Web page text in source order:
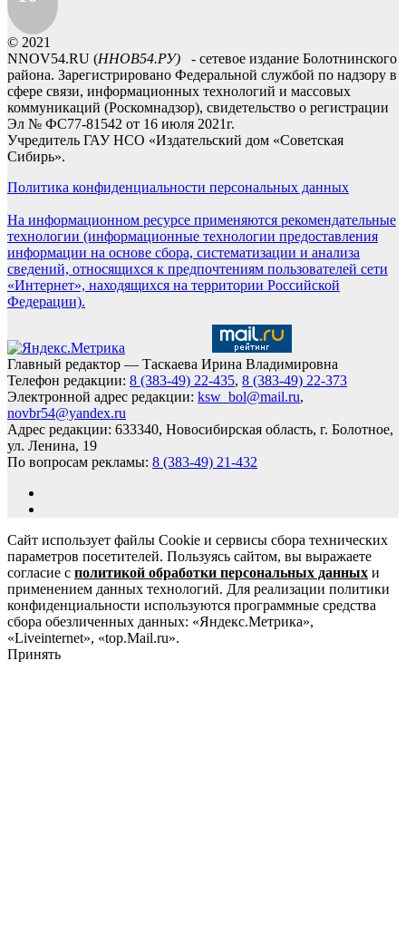
© 2021
NNOV54.RU (ННОВ54.РУ) - сетевое издание Болотнинского
района. Зарегистрировано Федеральной службой по надзору в
сфере связи, информационных технологий и массовых
коммуникаций (Роскомнадзор), свидетельство о регистрации
Эл № ФС77-81542 от 16 июля 2021г.
Учредитель ГАУ НСО «Издательский дом «Советская
Сибирь».
Политика конфиденциальности персональных данных
На информационном ресурсе применяются рекомендательные
технологии (информационные технологии предоставления
информации на основе сбора, систематизации и анализа
сведений, относящихся к предпочтениям пользователей сети
«Интернет», находящихся на территории Российской
Федерации).
Главный редактор — Таскаева Ирина Владимировна
Телефон редакции: 8 (383-49) 22-435, 8 (383-49) 22-373
Электронной адрес редакции: ksw_bol@mail.ru,
novbr54@yandex.ru
Адрес редакции: 633340, Новосибирская область, г. Болотное,
ул. Ленина, 19
По вопросам рекламы: 8 (383-49) 21-432
Сайт использует файлы Cookie и сервисы сбора технических
параметров посетителей. Пользуясь сайтом, вы выражаете
согласие с политикой обработки персональных данных и
применением данных технологий. Для реализации политики
конфиденциальности используются программные средства
сбора обезличенных данных: «Яндекс.Метрика»,
«Liveinternet», «top.Mail.ru».
Принять